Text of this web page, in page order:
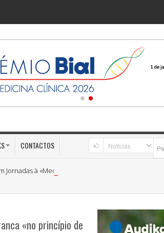
CONTACTOS
à «Medicina Preventiva»
«no princípio de